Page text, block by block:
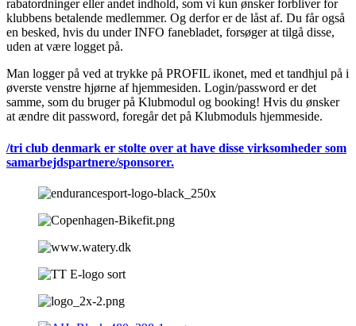
rabatordninger eller andet indhold, som vi kun ønsker forbliver for
klubbens betalende medlemmer. Og derfor er de låst af. Du får også
en besked, hvis du under INFO fanebladet, forsøger at tilgå disse,
uden at være logget på.
Man logger på ved at trykke på PROFIL ikonet, med et tandhjul på i
øverste venstre hjørne af hjemmesiden. Login/password er det
samme, som du bruger på Klubmodul og booking! Hvis du ønsker
at ændre dit password, foregår det på Klubmoduls hjemmeside.
/tri club denmark er stolte over at have disse virksomheder som
samarbejdspartnere/sponsorer.